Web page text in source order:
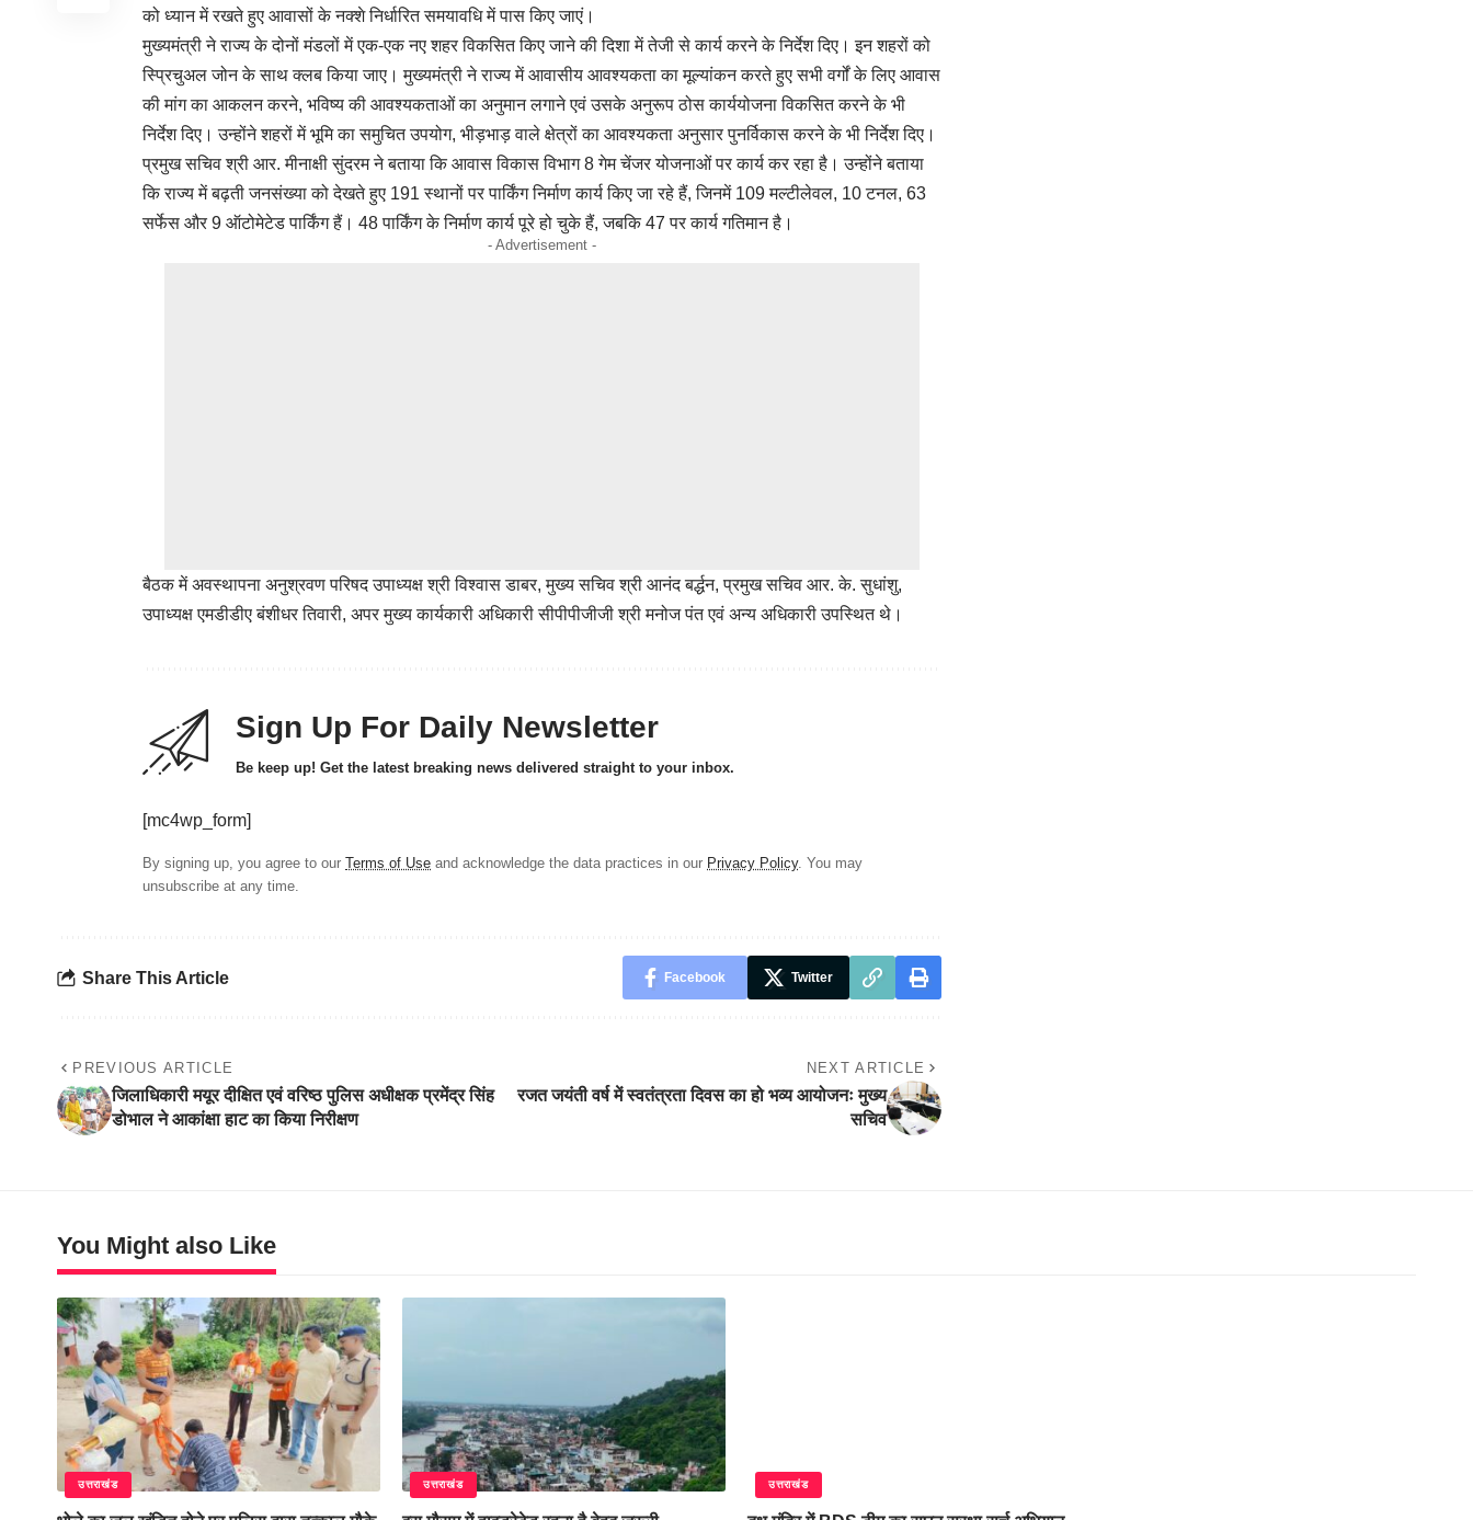
को ध्यान में रखते हुए आवासों के नक्शे निर्धारित समयावधि में पास किए जाएं।
मुख्यमंत्री ने राज्य के दोनों मंडलों में एक-एक नए शहर विकसित किए जाने की दिशा में तेजी से कार्य करने के निर्देश दिए। इन शहरों को
स्प्रिचुअल जोन के साथ क्लब किया जाए। मुख्यमंत्री ने राज्य में आवासीय आवश्यकता का मूल्यांकन करते हुए सभी वर्गों के लिए आवास
की मांग का आकलन करने, भविष्य की आवश्यकताओं का अनुमान लगाने एवं उसके अनुरूप ठोस कार्ययोजना विकसित करने के भी
निर्देश दिए। उन्होंने शहरों में भूमि का समुचित उपयोग, भीड़भाड़ वाले क्षेत्रों का आवश्यकता अनुसार पुनर्विकास करने के भी निर्देश दिए।
प्रमुख सचिव श्री आर. मीनाक्षी सुंदरम ने बताया कि आवास विकास विभाग 8 गेम चेंजर योजनाओं पर कार्य कर रहा है। उन्होंने बताया
कि राज्य में बढ़ती जनसंख्या को देखते हुए 191 स्थानों पर पार्किंग निर्माण कार्य किए जा रहे हैं, जिनमें 109 मल्टीलेवल, 10 टनल, 63
सर्फेस और 9 ऑटोमेटेड पार्किंग हैं। 48 पार्किंग के निर्माण कार्य पूरे हो चुके हैं, जबकि 47 पर कार्य गतिमान है।
- Advertisement -
बैठक में अवस्थापना अनुश्रवण परिषद उपाध्यक्ष श्री विश्वास डाबर, मुख्य सचिव श्री आनंद बर्द्धन, प्रमुख सचिव आर. के. सुधांशु,
उपाध्यक्ष एमडीडीए बंशीधर तिवारी, अपर मुख्य कार्यकारी अधिकारी सीपीपीजीजी श्री मनोज पंत एवं अन्य अधिकारी उपस्थित थे।
Sign Up For Daily Newsletter
Be keep up! Get the latest breaking news delivered straight to your inbox.
[mc4wp_form]
By signing up, you agree to our Terms of Use and acknowledge the data practices in our Privacy Policy. You may
unsubscribe at any time.
Share This Article Facebook Twitter
PREVIOUS ARTICLE
जिलाधिकारी मयूर दीक्षित एवं वरिष्ठ पुलिस अधीक्षक प्रमेंद्र सिंह
डोभाल ने आकांक्षा हाट का किया निरीक्षण
NEXT ARTICLE
रजत जयंती वर्ष में स्वतंत्रता दिवस का हो भव्य आयोजनः मुख्य
सचिव
You Might also Like
उत्तराखंड उत्तराखंड उत्तराखंड